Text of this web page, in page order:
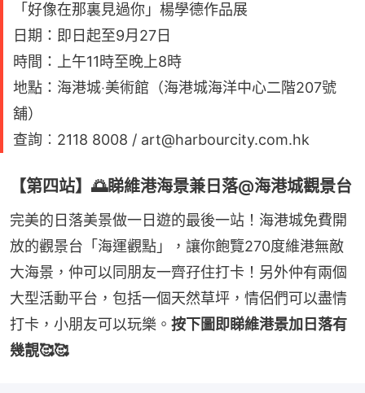
「好像在那裏見過你」楊學德作品展
日期：即日起至9月27日
時間：上午11時至晚上8時
地點：海港城‧美術館（海港城海洋中心二階207號
舖）
查詢︰2118 8008 / art@harbourcity.com.hk
【第四站】🌅睇維港海景兼日落@海港城觀景台
完美的日落美景做一日遊的最後一站！海港城免費開
放的觀景台「海運觀點」，讓你飽覽270度維港無敵
大海景，仲可以同朋友一齊孖住打卡！另外仲有兩個
大型活動平台，包括一個天然草坪，情侶們可以盡情
打卡，小朋友可以玩樂。 按下圖即睇維港景加日落有
幾靚🥰🥰